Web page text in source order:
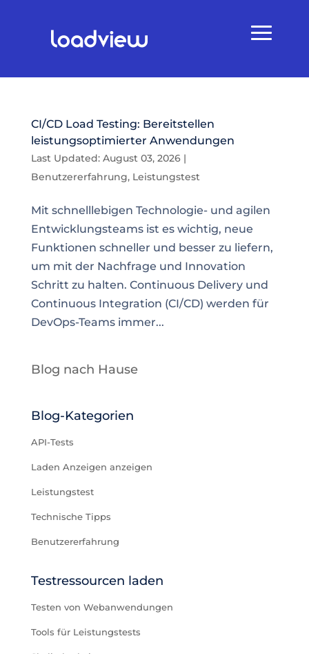
CI/CD Load Testing: Bereitstellen
leistungsoptimierter Anwendungen
Last Updated: August 03, 2026|
Benutzererfahrung, Leistungstest
Mit schnelllebigen Technologie- und agilen
Entwicklungsteams ist es wichtig, neue
Funktionen schneller und besser zu liefern,
um mit der Nachfrage und Innovation
Schritt zu halten. Continuous Delivery und
Continuous Integration (CI/CD) werden für
DevOps-Teams immer...
Blog nach Hause
Blog-Kategorien
API-Tests
Laden Anzeigen anzeigen
Leistungstest
Technische Tipps
Benutzererfahrung
Testressourcen laden
Testen von Webanwendungen
Tools für Leistungstests